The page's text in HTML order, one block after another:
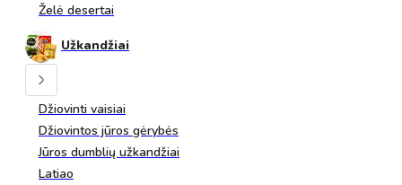
Želė desertai
Užkandžiai
Džiovinti vaisiai
Džiovintos jūros gėrybės
Jūros dumblių užkandžiai
Latiao